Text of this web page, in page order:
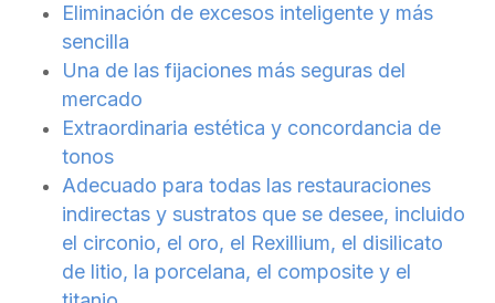
Eliminación de excesos inteligente y más
sencilla
Una de las fijaciones más seguras del
mercado
Extraordinaria estética y concordancia de
tonos
Adecuado para todas las restauraciones
indirectas y sustratos que se desee, incluido
el circonio, el oro, el Rexillium, el disilicato
de litio, la porcelana, el composite y el